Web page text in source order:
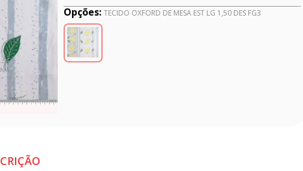
Opções: TECIDO OXFORD DE MESA EST LG 1,50 DES FG3